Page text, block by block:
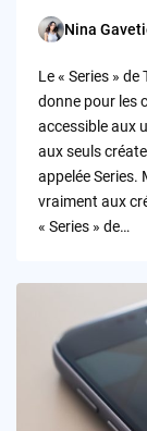
Posted
Nina
Le « Series »
donne pour les
accessible aux
aux seuls
appelée Series.
vraiment aux
« Series » de…